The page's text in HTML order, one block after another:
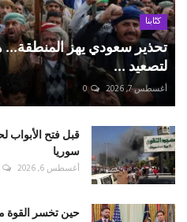
كتّابنا
تحذير سعودي يهز المنطقة...
لتصعيد ...
أغسطس 7, 2026 0
قبل فتح الأبواب
سوريا
أغسطس 6, 2026
حين تخسر القوة